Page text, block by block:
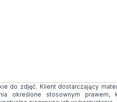
do zdjęć. Klient dostarczający
określone stosownym prawem,